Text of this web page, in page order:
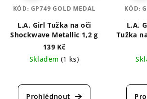
L.A. Girl Tužka na oči
Shockwave Metallic 1,2 g
139 Kč
Skladem (1 ks)
hodnocení
produktu
KÓD: GP749 GOLD MEDAL
L.A.
Tužka
KÓD: